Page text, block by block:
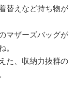
替えなど持ち物が
マザーズバッグが
た、収納力抜群の